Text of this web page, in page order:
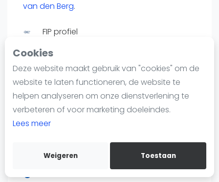
Cookies
Deze website maakt gebruik van "cookies" om de
website te laten functioneren, de website te
helpen analyseren om onze dienstverlening te
verbeteren of voor marketing doeleindes.
Lees meer
Weigeren Toestaan
Padelgear
Overige
Informatie
Over ons
Contact
Adverteren
Insights
WhatsApp
Join WhatsApp Community
van den Berg.
FIP profiel
Speelpositie
--
Nederland